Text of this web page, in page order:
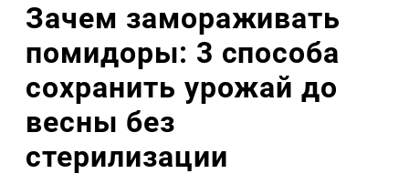
Зачем замораживать
помидоры: 3 способа
сохранить урожай до
весны без
стерилизации